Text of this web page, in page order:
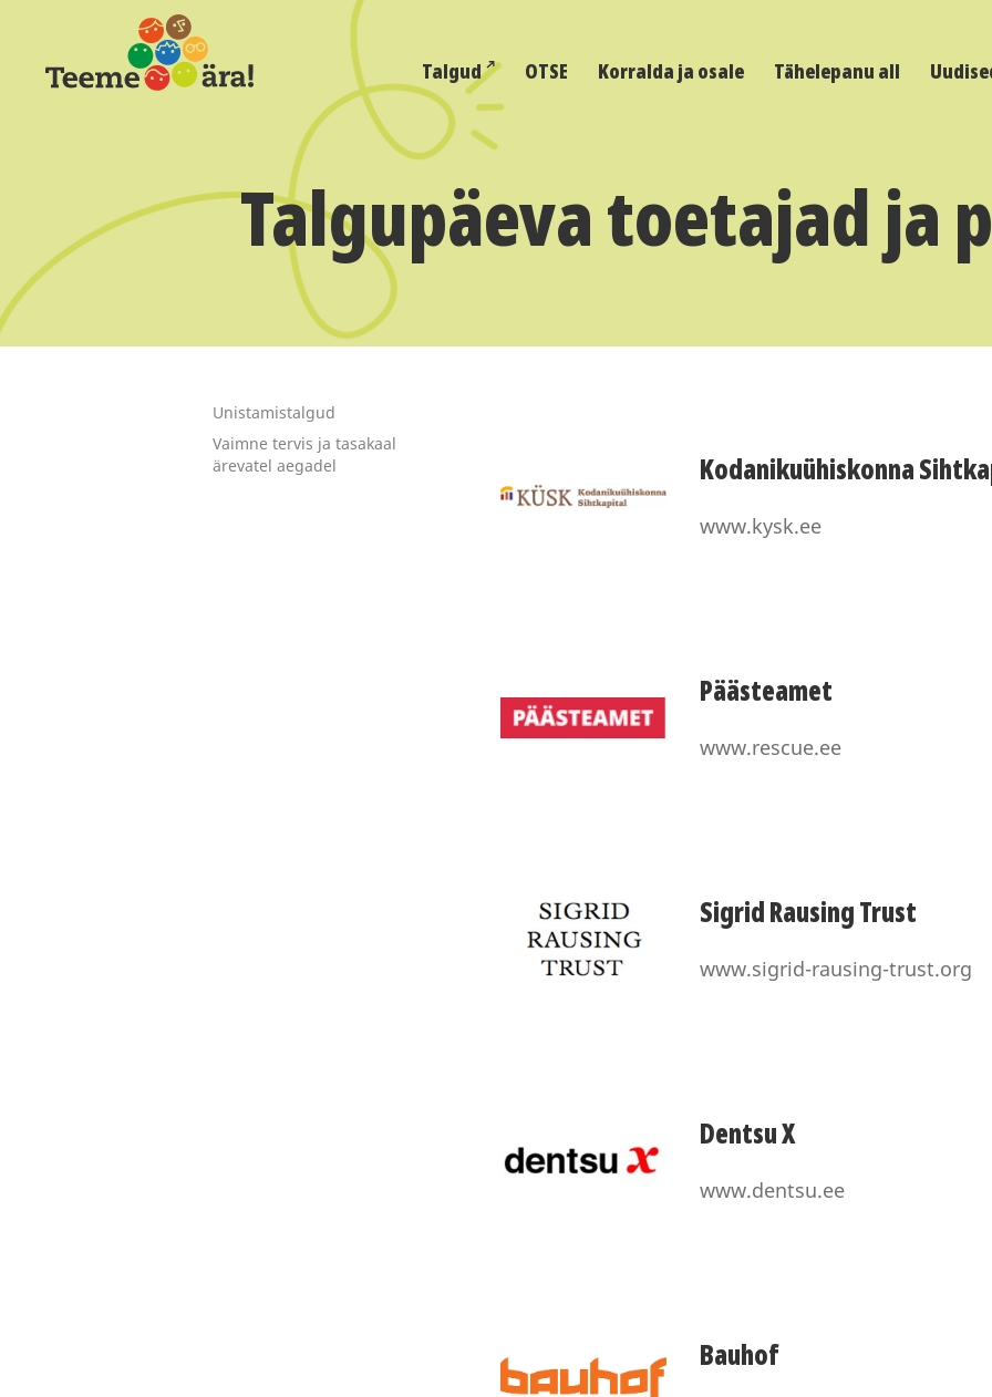
Talgud OTSE Korralda ja osale Tähelepanu all
Talgupäeva toetajad ja
Unistamistalgud
Vaimne tervis ja tasakaal
ärevatel aegadel
Kodanikuühiskonna
www.kysk.ee
Päästeamet
www.rescue.ee
Sigrid Rausing Trust
www.sigrid-rausing-trust.org
Dentsu X
www.dentsu.ee
Bauhof